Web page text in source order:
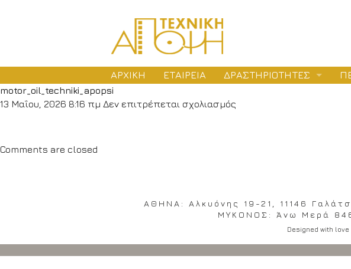
ΑΡΧΙΚΗ ΕΤΑΙΡΕΙΑ
ΔΡΑΣΤΗΡΙΟΤΗΤΕΣ
motor_oil_techniki_apopsi
13 Μαΐου, 2026 8:16 πμ Δεν επιτρέπεται σχολιασμός
Comments are closed
ΑΘΗΝΑ: Αλκυόνης 19-21, 11146
ΜΥΚΟΝΟΣ: Άνω Μερά
Designed with love